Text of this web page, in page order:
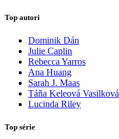
Top autori
Dominik Dán
Julie Caplin
Rebecca Yarros
Ana Huang
Sarah J. Maas
Táňa Keleová Vasilková
Lucinda Riley
Top série